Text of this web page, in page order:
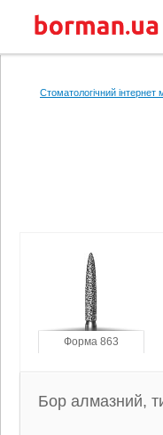
Стоматологічний інтернет
Форма 863
Бор алмазний,